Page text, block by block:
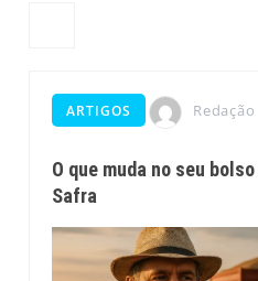
ARTIGOS Redação
O que muda no seu
Safra